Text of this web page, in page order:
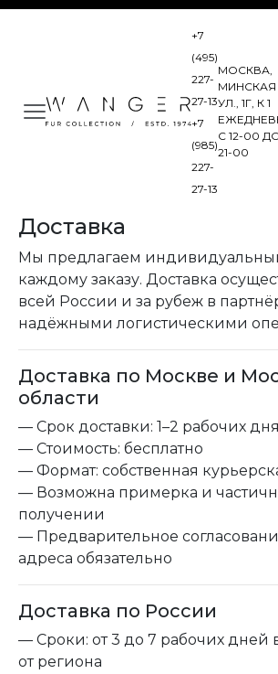
+7
(495)
227-
27-13
+7
(985)
227-
27-13
МОСКВА,
МИНСКАЯ
УЛ., 1Г, К 1
С 12-00
21-00
Доставка
Мы предлагаем
каждому заказу. Доставка
всей России и за рубеж в
надёжными логистическими
Доставка по Москве и
области
— Срок доставки: 1–2 рабочих дня
— Стоимость: бесплатно
— Формат: собственная
— Возможна примерка и
получении
— Предварительное
адреса обязательно
Доставка по России
— Сроки: от 3 до 7 рабочих дней
от региона